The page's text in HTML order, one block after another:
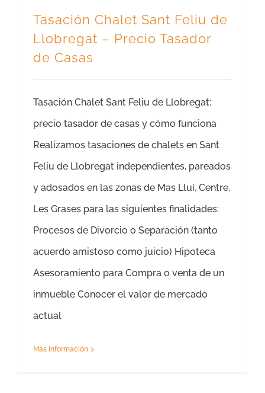
Tasación Chalet Sant Feliu de
Llobregat – Precio Tasador
de Casas
Tasación Chalet Sant Feliu de Llobregat:
precio tasador de casas y cómo funciona
Realizamos tasaciones de chalets en Sant
Feliu de Llobregat independientes, pareados
y adosados en las zonas de Mas Lluí, Centre,
Les Grases para las siguientes finalidades:
Procesos de Divorcio o Separación (tanto
acuerdo amistoso como juicio) Hipoteca
Asesoramiento para Compra o venta de un
inmueble Conocer el valor de mercado
actual
Más información